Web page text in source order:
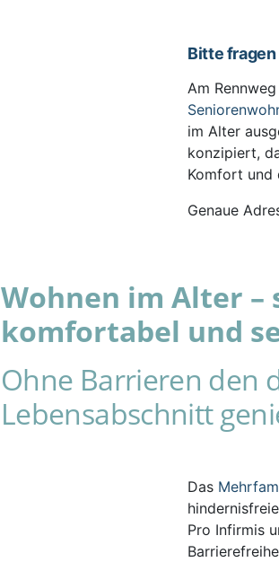
Bitte
Am
im Alter
konzipiert,
Komfort und
Genaue
Wohnen im Alter –
komfortabel und
Ohne Barrieren den
Lebensabschnitt
Das
Pro Infirmis